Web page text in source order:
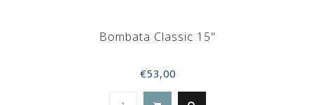
Bombata Classic 15"
€53,00